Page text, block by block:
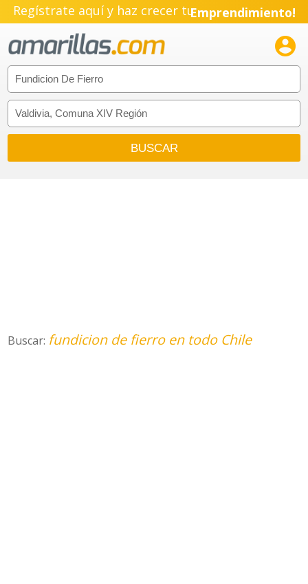
Regístrate aquí y haz crecer tuEmprendimiento!

Buscar: fundicion de fierro en todo Chile